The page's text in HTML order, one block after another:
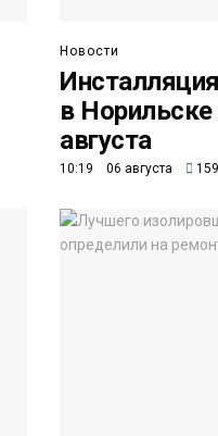
Новости
в
августа
10:19 06 августа 159